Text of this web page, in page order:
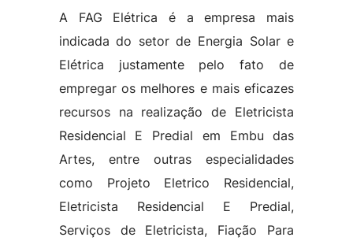
A FAG Elétrica é a empresa mais
indicada do setor de Energia Solar e
Elétrica justamente pelo fato de
empregar os melhores e mais eficazes
recursos na realização de Eletricista
Residencial E Predial em Embu das
Artes, entre outras especialidades
como Projeto Eletrico Residencial,
Eletricista Residencial E Predial,
Serviços de Eletricista, Fiação Para